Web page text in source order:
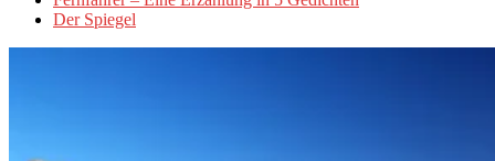
Der Spiegel